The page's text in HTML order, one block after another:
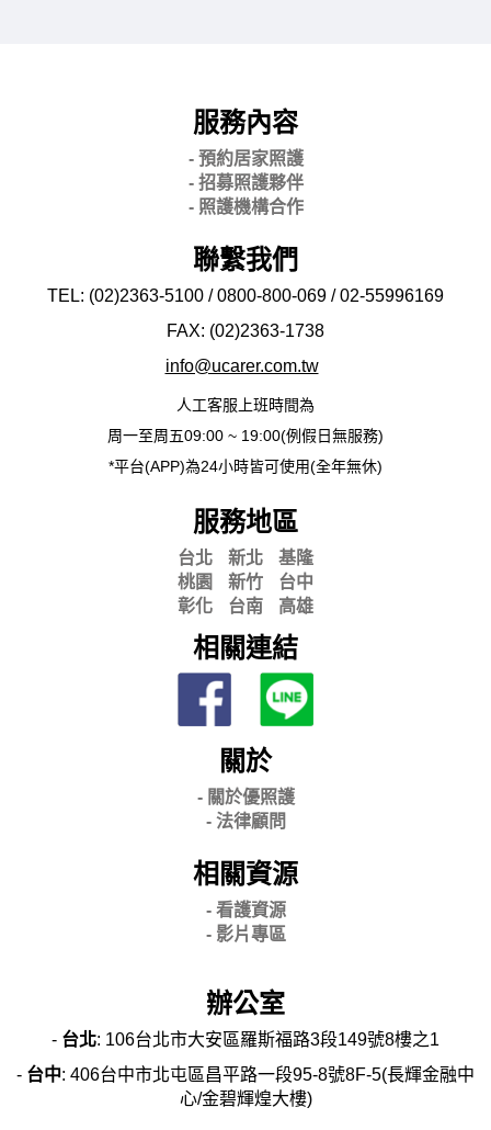
服務內容
- 預約居家照護
- 招募照護夥伴
- 照護機構合作
聯繫我們
TEL: (02)2363-5100 / 0800-800-069 / 02-55996169
FAX: (02)2363-1738
info@ucarer.com.tw
人工客服上班時間為
周一至周五09:00 ~ 19:00(例假日無服務)
*平台(APP)為24小時皆可使用(全年無休)
服務地區
台北 新北
基隆
桃園
新竹
台中
彰化
台南 高雄
相關連結
關於
- 關於優照護
- 法律顧問
相關資源
- 看護資源
- 影片專區
辦公室
- 台北: 106台北市大安區羅斯福路3段149號8樓之1
- 台中: 406台中市北屯區昌平路一段95-8號8F-5(長輝金融中
心/金碧輝煌大樓)